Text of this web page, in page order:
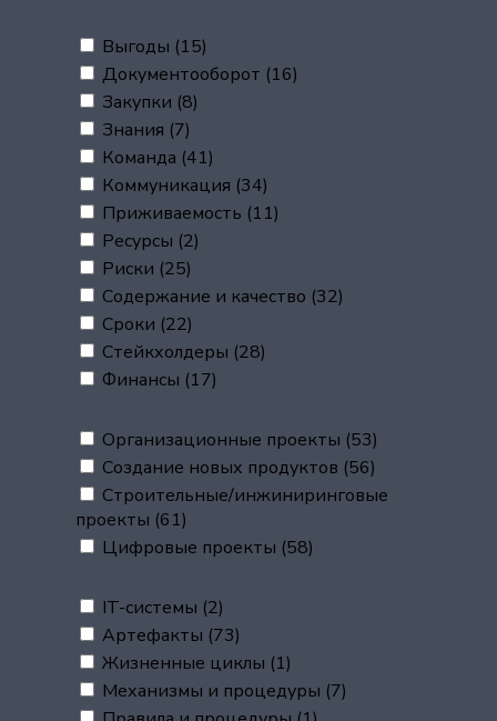
Выгоды (15)
Документооборот (16)
Закупки (8)
Знания (7)
Команда (41)
Коммуникация (34)
Приживаемость (11)
Ресурсы (2)
Риски (25)
Содержание и качество (32)
Сроки (22)
Стейкхолдеры (28)
Финансы (17)
Организационные проекты (53)
Создание новых продуктов (56)
Строительные/инжиниринговые
проекты (61)
Цифровые проекты (58)
IT-системы (2)
Артефакты (73)
Жизненные циклы (1)
Механизмы и процедуры (7)